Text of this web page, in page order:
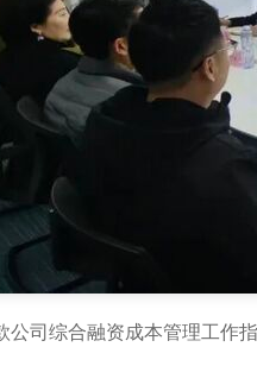
综合融资成本管理工作指